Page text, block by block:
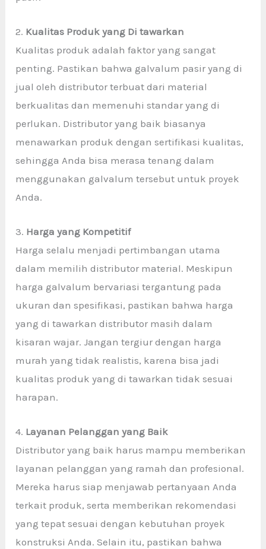
2. Kualitas Produk yang Di tawarkan
Kualitas produk adalah faktor yang sangat
penting. Pastikan bahwa galvalum pasir yang di
jual oleh distributor terbuat dari material
berkualitas dan memenuhi standar yang di
perlukan. Distributor yang baik biasanya
menawarkan produk dengan sertifikasi kualitas,
sehingga Anda bisa merasa tenang dalam
menggunakan galvalum tersebut untuk proyek
Anda.
3. Harga yang Kompetitif
Harga selalu menjadi pertimbangan utama
dalam memilih distributor material. Meskipun
harga galvalum bervariasi tergantung pada
ukuran dan spesifikasi, pastikan bahwa harga
yang di tawarkan distributor masih dalam
kisaran wajar. Jangan tergiur dengan harga
murah yang tidak realistis, karena bisa jadi
kualitas produk yang di tawarkan tidak sesuai
harapan.
4. Layanan Pelanggan yang Baik
Distributor yang baik harus mampu memberikan
layanan pelanggan yang ramah dan profesional.
Mereka harus siap menjawab pertanyaan Anda
terkait produk, serta memberikan rekomendasi
yang tepat sesuai dengan kebutuhan proyek
konstruksi Anda. Selain itu, pastikan bahwa